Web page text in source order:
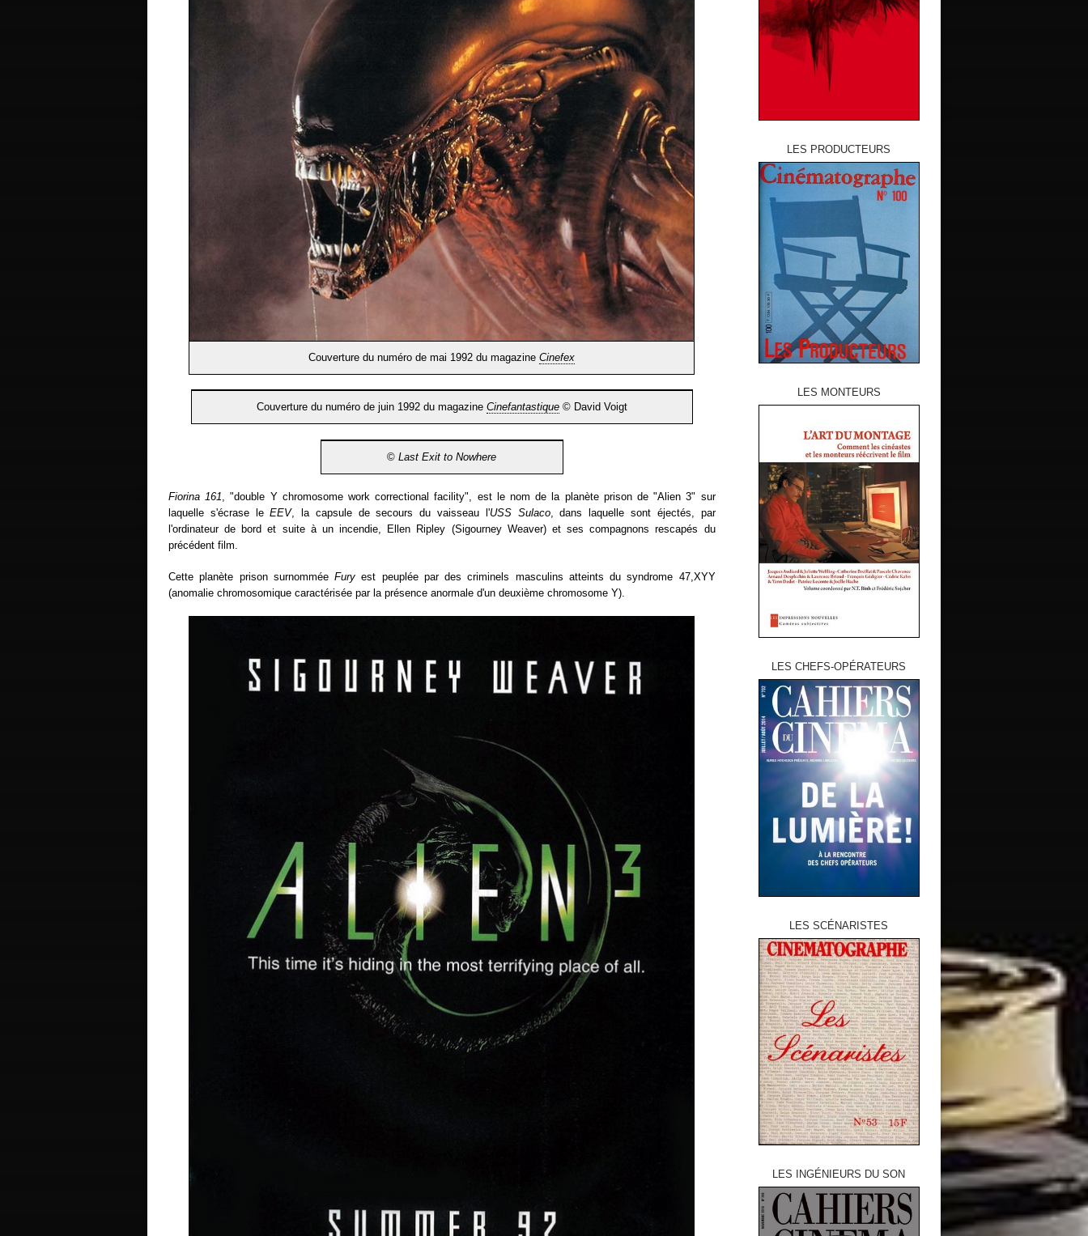
Couverture du numéro de mai 1992 du magazineCinefex
Couverture du numéro de juin 1992 du magazine Cinefantastique© David Voigt
©Last Exit to Nowhere
Fiorina 161, "double Y chromosome work correctional facility", est le nom de la planète prison de "Alien 3" sur
laquelle s'écrase leEEV, la capsule de secours du vaisseau l'USS Sulaco, dans laquelle sont éjectés, par
l'ordinateur de bord et suite à un incendie, Ellen Ripley (Sigourney Weaver) et ses compagnons rescapés du
précédent film.
Cette planète prison surnommée Fury est peuplée par des criminels masculins atteints du syndrome 47,XYY
(anomalie chromosomique caractérisée par la présence anormale d'un deuxième chromosome Y).
LES PRODUCTEURS
LES MONTEURS
LES CHEFS-OPÉRATEURS
LES SCÉNARISTES
LES INGÉNIEURS DU SON